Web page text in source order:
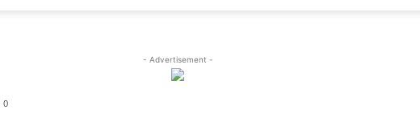
0
- Advertisement -